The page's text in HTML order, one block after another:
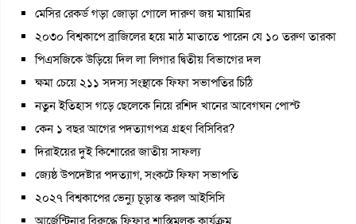
মেসির রেকর্ড গড়া জোড়া গোলে দারুণ জয় মায়ামির
২০৩০ বিশ্বকাপে ব্রাজিলের হয়ে মাঠ মাতাতে পারেন যে ১০ তরুণ তারকা
পিএসজিকে উড়িয়ে দিল লা লিগার দ্বিতীয় বিভাগের দল
ক্ষমা চেয়ে ২১১ সদস্য সংস্থাকে ফিফা সভাপতির চিঠি
নতুন ইতিহাস গড়ে ছেলেকে নিয়ে রশিদ খানের আবেগঘন পোস্ট
কেন ১ বছর আগের পদত্যাগপত্র গ্রহণ বিসিবির?
দিরাইয়ের দুই কিশোরের জাতীয় সাফল্য
জ্যেষ্ঠ উপদেষ্টার পদত্যাগ, সংকটে ফিফা সভাপতি
২০২৭ বিশ্বকাপের ভেন্যু চূড়ান্ত করল আইসিসি
আর্জেন্টিনার বিরুদ্ধে ফিফার শাস্তিমূলক কার্যক্রম